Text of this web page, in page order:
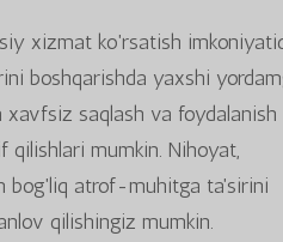
xizmat ko'rsatish
boshqarishda yaxshi
xavfsiz saqlash va foydalanish
mumkin. Nihoyat,
bog'liq atrof-muhitga ta'sirini
qilishingiz mumkin.